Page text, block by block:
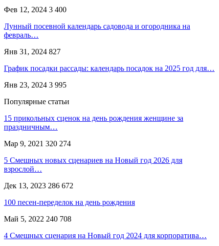
Фев 12, 2024 3 400
Лунный посевной календарь садовода и огородника на
февраль…
Янв 31, 2024 827
График посадки рассады: календарь посадок на 2025 год для…
Янв 23, 2024 3 995
Популярные статьи
15 прикольных сценок на день рождения женщине за
праздничным…
Мар 9, 2021 320 274
5 Смешных новых сценариев на Новый год 2026 для
взрослой…
Дек 13, 2023 286 672
100 песен-переделок на день рождения
Май 5, 2022 240 708
4 Смешных сценария на Новый год 2024 для корпоратива…